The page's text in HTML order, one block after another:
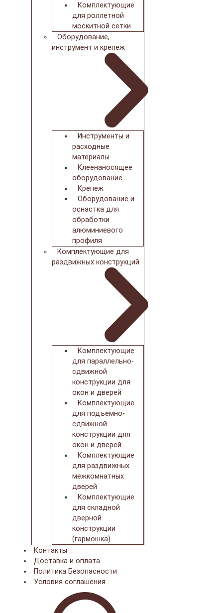
Комплектующие
для роллетной
москитной сетки
Оборудование,
инструмент и крепеж
Инструменты и
расходные
материалы
Клеенаносящее
оборудование
Крепеж
Оборудование и
оснастка для
обработки
алюминиевого
профиля
Комплектующие для
раздвижных конструкций
Комплектующие
для параллельно-
сдвижной
конструкции для
окон и дверей
Комплектующие
для подъемно-
сдвижной
конструкции для
окон и дверей
Комплектующие
для раздвижных
межкомнатных
дверей
Комплектующие
для складной
дверной
конструкции
(гармошка)
Контакты
Доставка и оплата
Политика Безопасности
Условия соглашения